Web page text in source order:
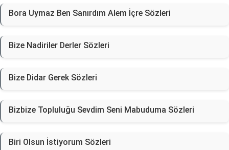
Bora Uymaz Ben Sanırdım Alem İçre Sözleri
Bize Nadiriler Derler Sözleri
Bize Didar Gerek Sözleri
Bizbize Topluluğu Sevdim Seni Mabuduma Sözleri
Biri Olsun İstiyorum Sözleri